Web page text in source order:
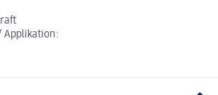
Applikation: